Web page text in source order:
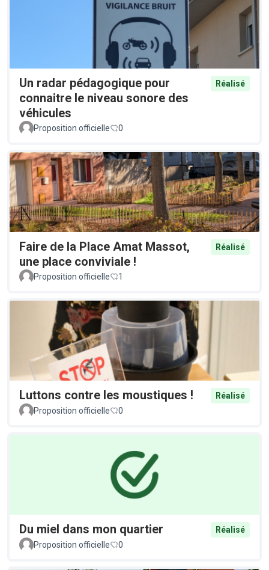
Un radar pédagogique pour
connaitre le niveau sonore des
véhicules
Réalisé
Proposition officielle 0
Faire de la Place Amat Massot,
une place conviviale !
Réalisé
Proposition officielle 1
Luttons contre les moustiques !
Réalisé
Proposition officielle
0
Du miel dans mon quartier
Réalisé
Proposition officielle
0